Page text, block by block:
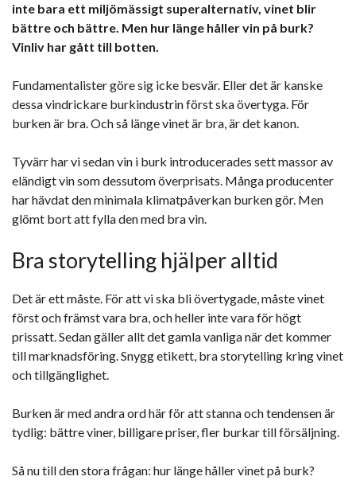
inte bara ett miljömässigt superalternativ, vinet blir
bättre och bättre. Men hur länge håller vin på burk?
Vinliv har gått till botten.
Fundamentalister göre sig icke besvär. Eller det är kanske
dessa vindrickare burkindustrin först ska övertyga. För
burken är bra. Och så länge vinet är bra, är det kanon.
Tyvärr har vi sedan vin i burk introducerades sett massor av
eländigt vin som dessutom överprisats. Många producenter
har hävdat den minimala klimatpåverkan burken gör. Men
glömt bort att fylla den med bra vin.
Bra storytelling hjälper alltid
Det är ett måste. För att vi ska bli övertygade, måste vinet
först och främst vara bra, och heller inte vara för högt
prissatt. Sedan gäller allt det gamla vanliga när det kommer
till marknadsföring. Snygg etikett, bra storytelling kring vinet
och tillgänglighet.
Burken är med andra ord här för att stanna och tendensen är
tydlig: bättre viner, billigare priser, fler burkar till försäljning.
Så nu till den stora frågan: hur länge håller vinet på burk?